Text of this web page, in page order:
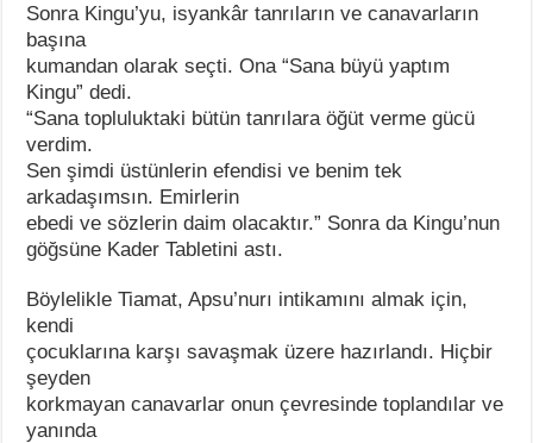
Sonra Kingu’yu, isyankâr tanrıların ve canavarların
başına
kumandan olarak seçti. Ona “Sana büyü yaptım
Kingu” dedi.
“Sana topluluktaki bütün tanrılara öğüt verme gücü
verdim.
Sen şimdi üstünlerin efendisi ve benim tek
arkadaşımsın. Emirlerin
ebedi ve sözlerin daim olacaktır.” Sonra da Kingu’nun
göğsüne Kader Tabletini astı.
Böylelikle Tiamat, Apsu’nurı intikamını almak için,
kendi
çocuklarına karşı savaşmak üzere hazırlandı. Hiçbir
şeyden
korkmayan canavarlar onun çevresinde toplandılar ve
yanında